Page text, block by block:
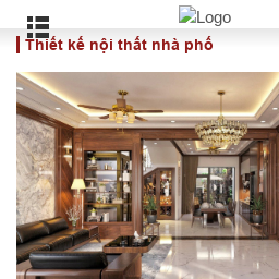
Thiết kế nội thất nhà phố